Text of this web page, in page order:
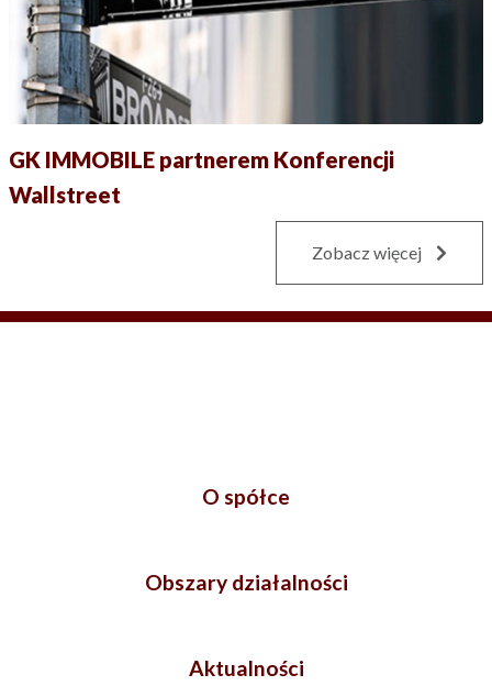
GK IMMOBILE partnerem Konferencji
Wallstreet
Zobacz więcej
O spółce
Obszary działalności
Aktualności